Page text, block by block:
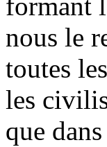
formant
nous le
toutes
les
que